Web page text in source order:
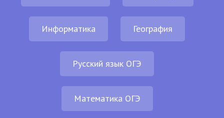
Информатика География
Русский язык ОГЭ
Математика ОГЭ